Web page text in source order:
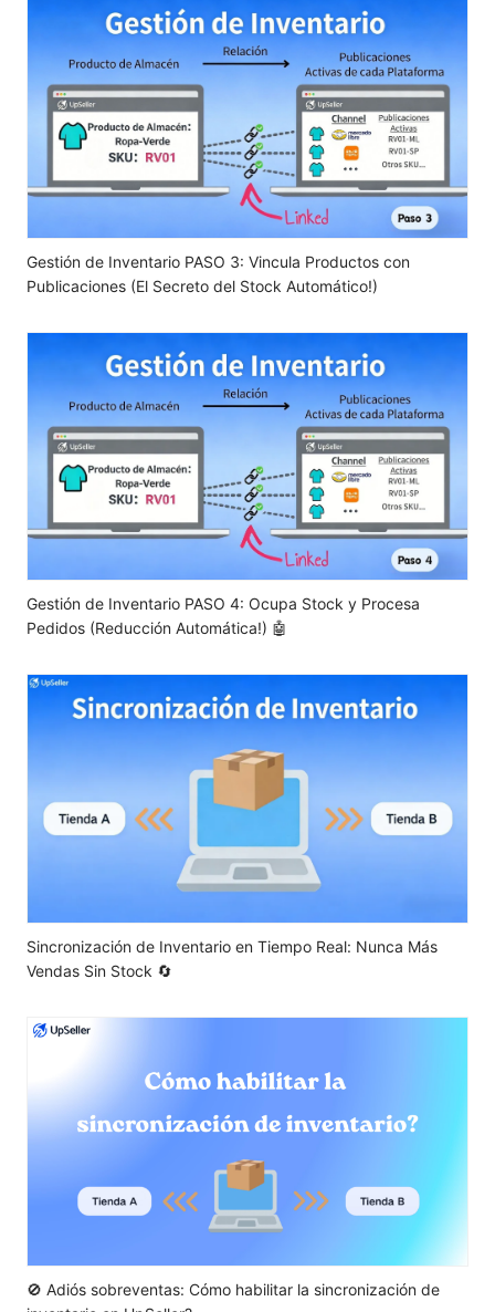
Gestión de Inventario PASO 3: Vincula Productos con
Publicaciones (El Secreto del Stock Automático!)
Gestión de Inventario PASO 4: Ocupa Stock y Procesa
Pedidos (Reducción Automática!) 🤖
Sincronización de Inventario en Tiempo Real: Nunca Más
Vendas Sin Stock 🔄
🚫 Adiós sobreventas: Cómo habilitar la sincronización de